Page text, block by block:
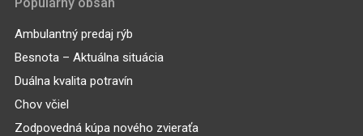
Ambulantný predaj rýb
Besnota – Aktuálna situácia
Duálna kvalita potravín
Chov včiel
Zodpovedná kúpa nového zvieraťa